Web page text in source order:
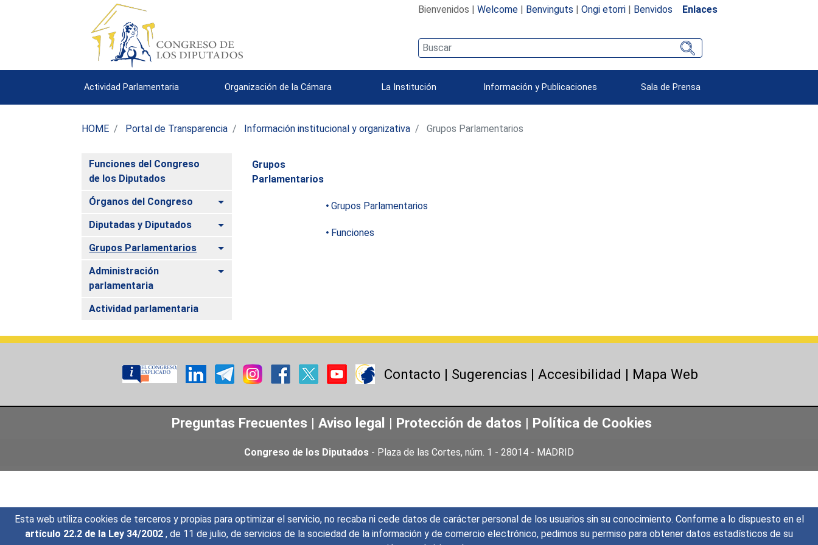
Esta web utiliza cookies de terceros y propias para optimizar el servicio, no recaba ni cede datos de carácter personal de los usuarios sin su conocimiento. Conforme a lo dispuesto en el
artículo 22.2 de la Ley 34/2002 , de 11 de julio, de servicios de la sociedad de la información y de comercio electrónico, pedimos su permiso para obtener datos estadísticos de su
Bienvenidos | Welcome| Benvinguts | Ongi etorri| Benvidos Enlaces
Actividad Parlamentaria Organización de la Cámara La Institución Información y Publicaciones Sala de Prensa
HOME Portal de Transparencia Información institucional y organizativa Grupos Parlamentarios
Funciones del Congreso
de los Diputados
Órganos del Congreso
Alternar
Diputadas y Diputados Alternar
Grupos Parlamentarios Alternar
Administración
parlamentaria
Alternar
Actividad parlamentaria
Grupos
Parlamentarios
Grupos Parlamentarios
Funciones
Contacto | Sugerencias | Accesibilidad | Mapa Web
Preguntas Frecuentes | Aviso legal | Protección de datos | Política de Cookies
Congreso de los Diputados- Plaza de las Cortes, núm. 1 - 28014 - MADRID